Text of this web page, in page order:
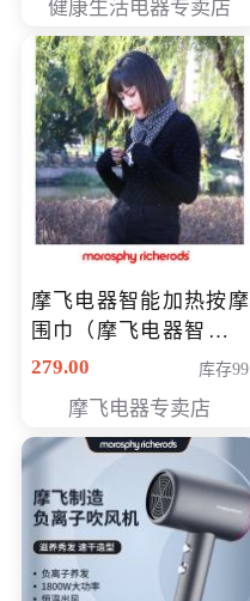
健康生活电器专卖店
摩飞电器智能加热按摩
围巾（摩飞电器智能加
热按摩围脖） 会员专享
279.00 库存99
摩飞电器专卖店